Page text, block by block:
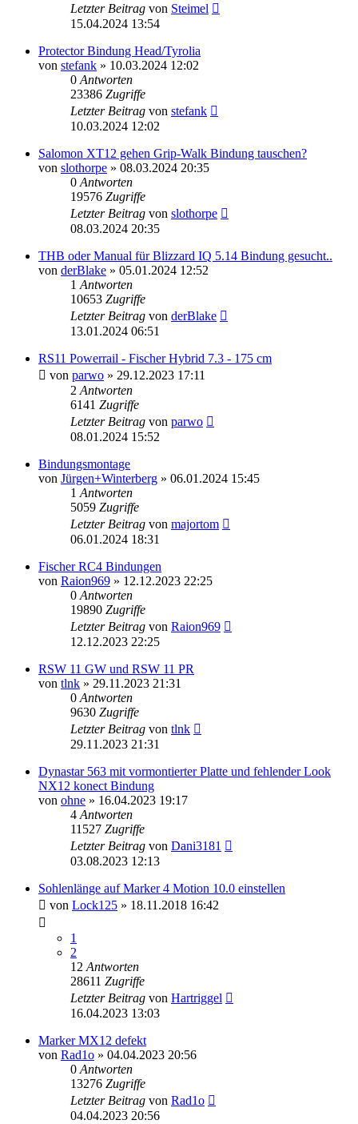
Letzter Beitrag von Steimel
15.04.2024 13:54
Protector Bindung Head/Tyrolia
von stefank » 10.03.2024 12:02
0 Antworten
23386 Zugriffe
Letzter Beitrag von stefank
10.03.2024 12:02
Salomon XT12 gehen Grip-Walk Bindung tauschen?
von slothorpe » 08.03.2024 20:35
0 Antworten
19576 Zugriffe
Letzter Beitrag von slothorpe
08.03.2024 20:35
THB oder Manual für Blizzard IQ 5.14 Bindung gesucht..
von derBlake » 05.01.2024 12:52
1 Antworten
10653 Zugriffe
Letzter Beitrag von derBlake
13.01.2024 06:51
RS11 Powerrail - Fischer Hybrid 7.3 - 175 cm
von parwo » 29.12.2023 17:11
2 Antworten
6141 Zugriffe
Letzter Beitrag von parwo
08.01.2024 15:52
Bindungsmontage
von Jürgen+Winterberg » 06.01.2024 15:45
1 Antworten
5059 Zugriffe
Letzter Beitrag von majortom
06.01.2024 18:31
Fischer RC4 Bindungen
von Raion969 » 12.12.2023 22:25
0 Antworten
19890 Zugriffe
Letzter Beitrag von Raion969
12.12.2023 22:25
RSW 11 GW und RSW 11 PR
von tlnk » 29.11.2023 21:31
0 Antworten
9630 Zugriffe
Letzter Beitrag von tlnk
29.11.2023 21:31
Dynastar 563 mit vormontierter Platte und fehlender Look
NX12 konect Bindung
von ohne » 16.04.2023 19:17
4 Antworten
11527 Zugriffe
Letzter Beitrag von Dani3181
03.08.2023 12:13
Sohlenlänge auf Marker 4 Motion 10.0 einstellen
von Lock125 » 18.11.2018 16:42
1
2
12 Antworten
28611 Zugriffe
Letzter Beitrag von Hartriggel
16.04.2023 13:03
Marker MX12 defekt
von Rad1o » 04.04.2023 20:56
0 Antworten
13276 Zugriffe
Letzter Beitrag von Rad1o
04.04.2023 20:56